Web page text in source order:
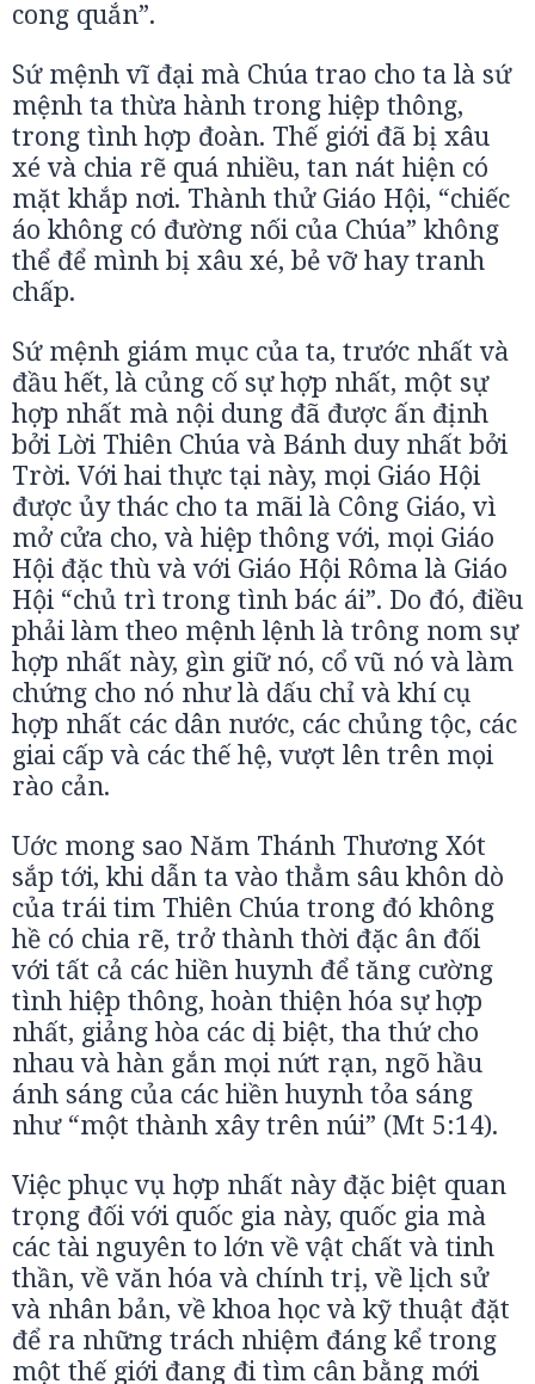
cong quắn”.
Sứ mệnh vĩ đại mà Chúa trao cho ta là sứ
mệnh ta thừa hành trong hiệp thông,
trong tình hợp đoàn. Thế giới đã bị xâu
xé và chia rẽ quá nhiều, tan nát hiện có
mặt khắp nơi. Thành thử Giáo Hội, “chiếc
áo không có đường nối của Chúa” không
thể để mình bị xâu xé, bẻ vỡ hay tranh
chấp.
Sứ mệnh giám mục của ta, trước nhất và
đầu hết, là củng cố sự hợp nhất, một sự
hợp nhất mà nội dung đã được ấn định
bởi Lời Thiên Chúa và Bánh duy nhất bởi
Trời. Với hai thực tại này, mọi Giáo Hội
được ủy thác cho ta mãi là Công Giáo, vì
mở cửa cho, và hiệp thông với, mọi Giáo
Hội đặc thù và với Giáo Hội Rôma là Giáo
Hội “chủ trì trong tình bác ái”. Do đó, điều
phải làm theo mệnh lệnh là trông nom sự
hợp nhất này, gìn giữ nó, cổ vũ nó và làm
chứng cho nó như là dấu chỉ và khí cụ
hợp nhất các dân nước, các chủng tộc, các
giai cấp và các thế hệ, vượt lên trên mọi
rào cản.
Uớc mong sao Năm Thánh Thương Xót
sắp tới, khi dẫn ta vào thẳm sâu khôn dò
của trái tim Thiên Chúa trong đó không
hề có chia rẽ, trở thành thời đặc ân đối
với tất cả các hiền huynh để tăng cường
tình hiệp thông, hoàn thiện hóa sự hợp
nhất, giảng hòa các dị biệt, tha thứ cho
nhau và hàn gắn mọi nứt rạn, ngõ hầu
ánh sáng của các hiền huynh tỏa sáng
như “một thành xây trên núi” (Mt 5:14).
Việc phục vụ hợp nhất này đặc biệt quan
trọng đối với quốc gia này, quốc gia mà
các tài nguyên to lớn về vật chất và tinh
thần, về văn hóa và chính trị, về lịch sử
và nhân bản, về khoa học và kỹ thuật đặt
để ra những trách nhiệm đáng kể trong
một thế giới đang đi tìm cân bằng mới